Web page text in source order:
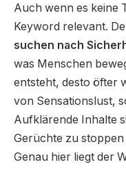
Auch wenn es keine
Keyword relevant.
suchen nach
was Menschen
entsteht, desto öfter
von Sensationslust,
Aufklärende Inhalte
Gerüchte zu
Genau hier liegt der